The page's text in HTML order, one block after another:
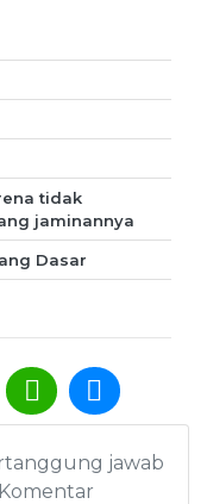
tidak
jaminannya
Dasar
jawab